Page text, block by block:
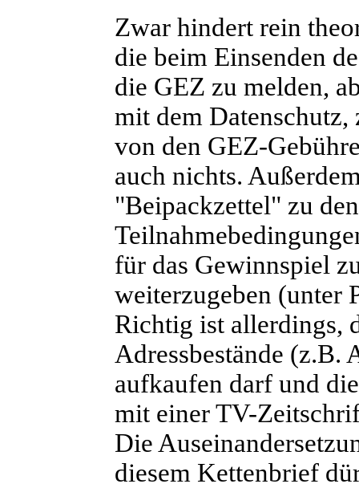
Zwar hindert rein
die beim Einsenden
die GEZ zu melden,
mit dem Datenschutz,
von den GEZ-
auch nichts.
"Beipackzettel" zu
für das Gewinnspiel
weiterzugeben (unter
Richtig ist allerdings,
Adressbestände
aufkaufen darf und
mit einer TV-
Die
diesem Kettenbrief